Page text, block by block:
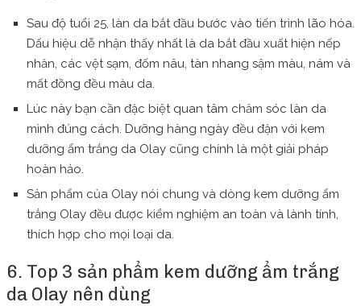
Sau độ tuổi 25, làn da bắt đầu bước vào tiến trình lão hóa.
Dấu hiệu dễ nhận thấy nhất là da bắt đầu xuất hiện nếp
nhăn, các vệt sạm, đốm nâu, tàn nhang sậm màu, nám và
mất đồng đều màu da.
Lúc này bạn cần đặc biệt quan tâm chăm sóc làn da
mình đúng cách. Dưỡng hàng ngày đều đặn với kem
dưỡng ẩm trắng da Olay cũng chính là một giải pháp
hoàn hảo.
Sản phẩm của Olay nói chung và dòng kem dưỡng ẩm
trắng Olay đều được kiểm nghiệm an toàn và lành tính,
thích hợp cho mọi loại da.
6. Top 3 sản phẩm kem dưỡng ẩm trắng
da Olay nên dùng